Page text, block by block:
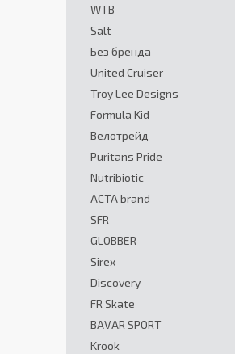
WTB
Salt
Без бренда
United Cruiser
Troy Lee Designs
Formula Kid
Велотрейд
Puritans Pride
Nutribiotic
ACTA brand
SFR
GLOBBER
Sirex
Discovery
FR Skate
BAVAR SPORT
Krook